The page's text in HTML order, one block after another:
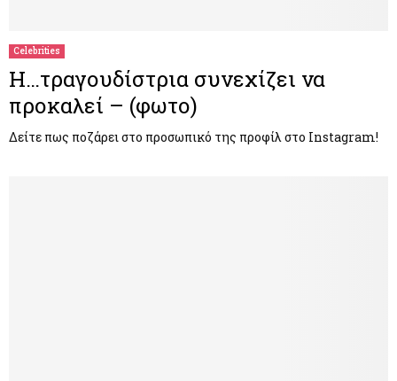
Celebrities
Η…τραγουδίστρια συνεχίζει να
προκαλεί – (φωτο)
Δείτε πως ποζάρει στο προσωπικό της προφίλ στο Instagram!